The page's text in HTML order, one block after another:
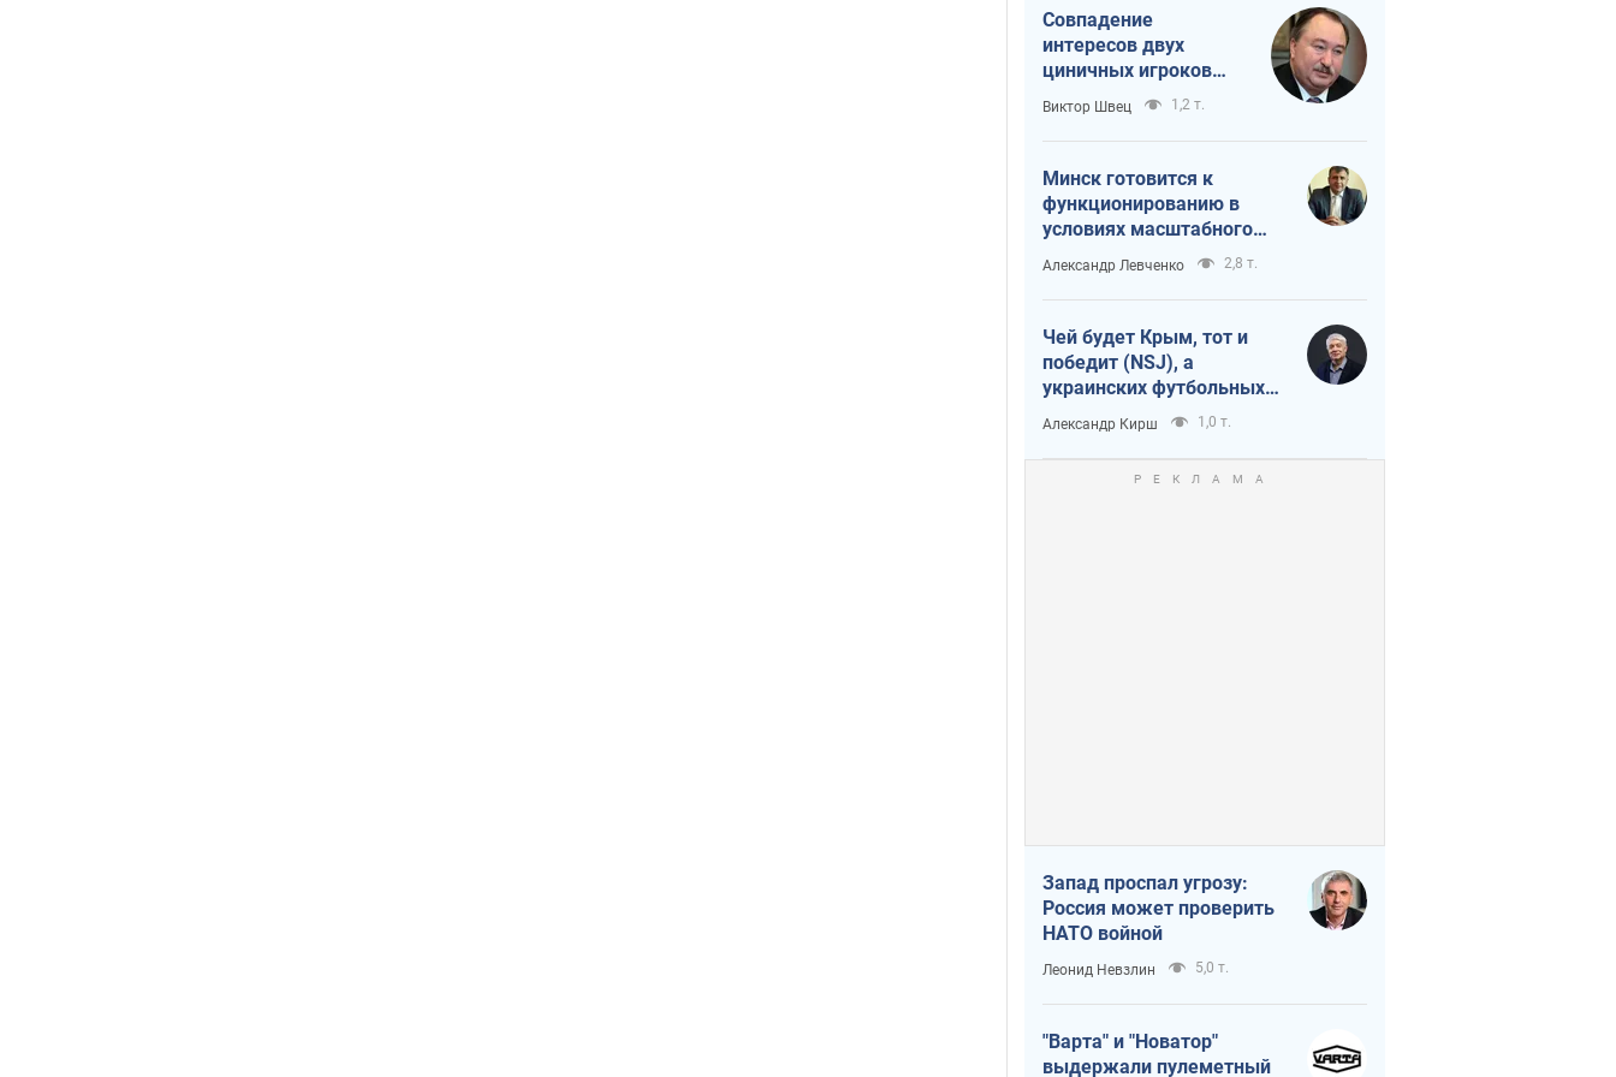
Совпадение
интересов двух
циничных игроков
или тайный план
Трампа и Путина?
Виктор Швец 1,2 т.
Минск готовится к
функционированию в
условиях масштабного
военного кризиса
Александр Левченко 2,8 т.
Чей будет Крым, тот и
победит (NSJ), а
украинских футбольных
чиновников могут
назвать убийцами
Александр Кирш 1,0 т.
Запад проспал угрозу:
Россия может проверить
НАТО войной
Леонид Невзлин 5,0 т.
"Варта" и "Новатор"
выдержали пулеметный